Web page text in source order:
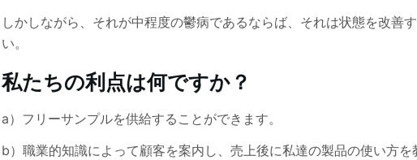
しかしながら、それが中程度の鬱病であるならば、それは状態を改善
い。
私たちの利点は何ですか？
a）フリーサンプルを供給することができます。
b）職業的知識によって顧客を案内し、売上後に私達の製品の使い方を